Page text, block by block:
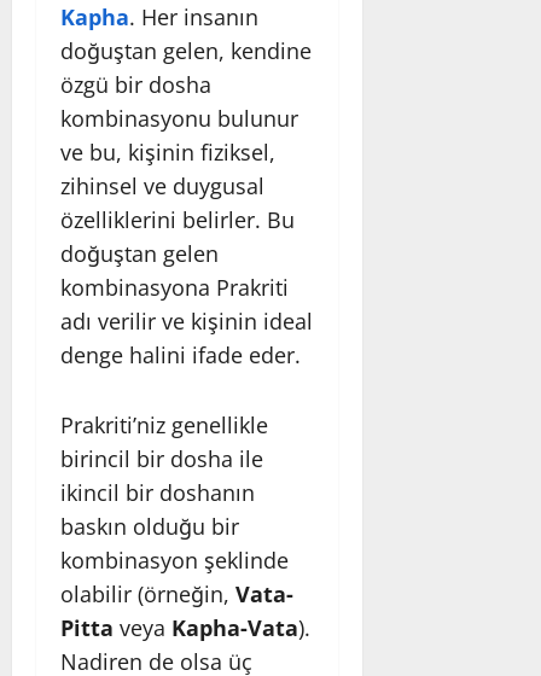
Kapha. Her insanın
doğuştan gelen, kendine
özgü bir dosha
kombinasyonu bulunur
ve bu, kişinin fiziksel,
zihinsel ve duygusal
özelliklerini belirler. Bu
doğuştan gelen
kombinasyona Prakriti
adı verilir ve kişinin ideal
denge halini ifade eder.
Prakriti’niz genellikle
birincil bir dosha ile
ikincil bir doshanın
baskın olduğu bir
kombinasyon şeklinde
olabilir (örneğin, Vata-
Pitta veya Kapha-Vata).
Nadiren de olsa üç